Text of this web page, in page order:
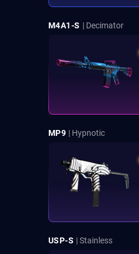
M4A1-S | Decimator
MP9 | Hypnotic
USP-S | Stainless